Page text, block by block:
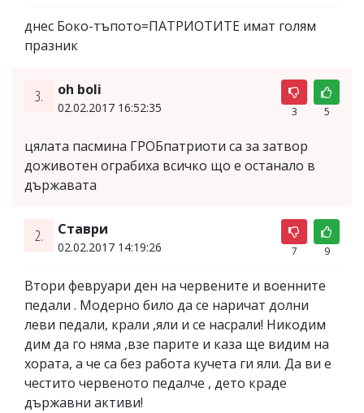
днес Боко-тъпото=ПАТРИОТИТЕ имат голям
празник
3. oh boli
02.02.2017 16:52:35 3 5
цялата пасмина ГРОБпатриоти са за затвор
доживотен ограбиха всичко що е останало в
държавата
2. Ставри
02.02.2017 14:19:26 7 9
Втори февруари ден на червените и военните
педали . Модерно било да се наричат долни
леви педали, крали ,яли и се насрали! Никодим
дим да го няма ,взе парите и каза ще видим на
хората, а че са без работа кучета ги яли. Да ви е
честито червеното педалче , дето краде
държавни активи!